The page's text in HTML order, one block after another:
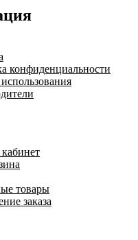
конфиденциальности
товары
заказа